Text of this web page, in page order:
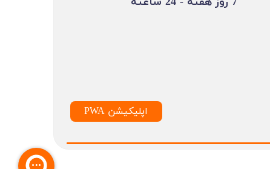
PWA اپلیکیشن